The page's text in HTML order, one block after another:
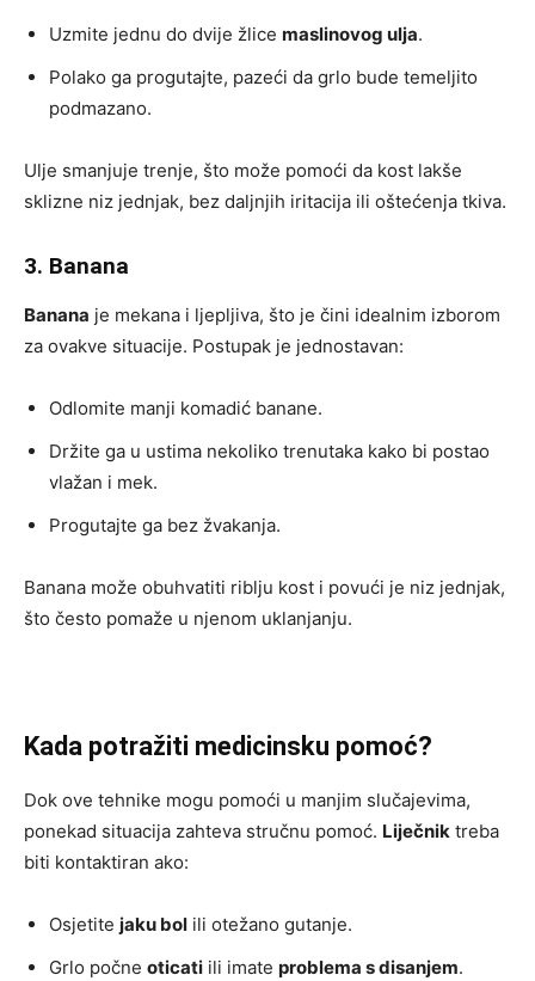
Uzmite jednu do dvije žlice maslinovog ulja.
Polako ga progutajte, pazeći da grlo bude temeljito
podmazano.
Ulje smanjuje trenje, što može pomoći da kost lakše
sklizne niz jednjak, bez daljnjih iritacija ili oštećenja tkiva.
3. Banana
Banana je mekana i ljepljiva, što je čini idealnim izborom
za ovakve situacije. Postupak je jednostavan:
Odlomite manji komadić banane.
Držite ga u ustima nekoliko trenutaka kako bi postao
vlažan i mek.
Progutajte ga bez žvakanja.
Banana može obuhvatiti riblju kost i povući je niz jednjak,
što često pomaže u njenom uklanjanju.
Kada potražiti medicinsku pomoć?
Dok ove tehnike mogu pomoći u manjim slučajevima,
ponekad situacija zahteva stručnu pomoć. Liječnik treba
biti kontaktiran ako:
Osjetite jaku bol ili otežano gutanje.
Grlo počne oticati ili imate problema s disanjem.